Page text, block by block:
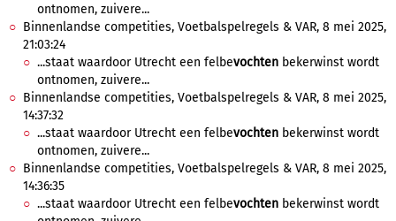
ontnomen, zuivere...
Binnenlandse competities, Voetbalspelregels & VAR, 8 mei 2025,
21:03:24
...staat waardoor Utrecht een felbevochten bekerwinst wordt
ontnomen, zuivere...
Binnenlandse competities, Voetbalspelregels & VAR, 8 mei 2025,
14:37:32
...staat waardoor Utrecht een felbevochten bekerwinst wordt
ontnomen, zuivere...
Binnenlandse competities, Voetbalspelregels & VAR, 8 mei 2025,
14:36:35
...staat waardoor Utrecht een felbevochten bekerwinst wordt